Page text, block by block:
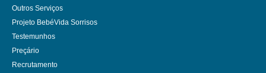
Outros Serviços
Projeto BebéVida Sorrisos
Testemunhos
Preçário
Recrutamento